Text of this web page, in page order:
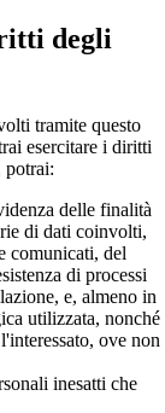
degli
tramite questo
esercitare i diritti
potrai:
delle finalità
di dati coinvolti,
comunicati, del
di processi
e, almeno in
utilizzata, nonché
ove non
inesatti che